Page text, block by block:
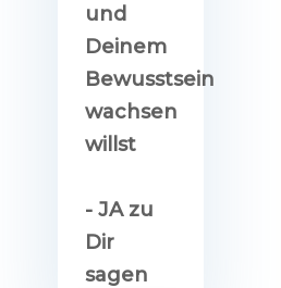
und
Deinem
Bewusstsein
wachsen
willst
- JA zu
Dir
sagen